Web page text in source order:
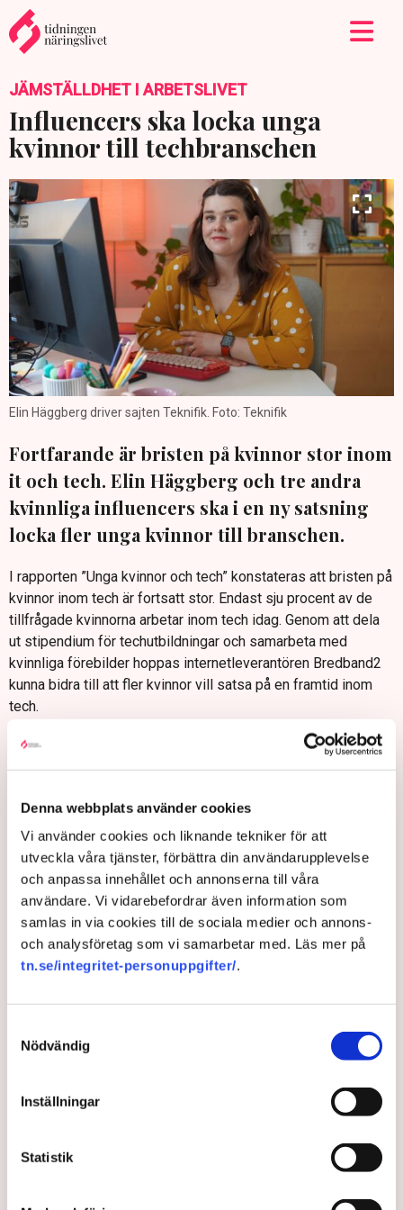
Denna webbplats använder cookies
Vi använder cookies och liknande tekniker för att
utveckla våra tjänster, förbättra din användarupplevelse
och anpassa innehållet och annonserna till våra
användare. Vi vidarebefordrar även information som
samlas in via cookies till de sociala medier och annons-
och analysföretag som vi samarbetar med. Läs mer på
tn.se/integritet-personuppgifter/.
Nödvändig
Inställningar
Statistik
JÄMSTÄLLDHET I ARBETSLIVET
Influencers ska locka unga
kvinnor till techbranschen
Elin Häggberg driver sajten Teknifik. Foto: Teknifik
Fortfarande är bristen på kvinnor stor inom
it och tech. Elin Häggberg och tre andra
kvinnliga influencers ska i en ny satsning
locka fler unga kvinnor till branschen.
I rapporten ”Unga kvinnor och tech” konstateras att bristen på
kvinnor inom tech är fortsatt stor. Endast sju procent av de
tillfrågade kvinnorna arbetar inom tech idag. Genom att dela
ut stipendium för techutbildningar och samarbeta med
kvinnliga förebilder hoppas internetleverantören Bredband2
kunna bidra till att fler kvinnor vill satsa på en framtid inom
tech.
Profilerna som engageras är Sofia Dalén, Eleonora Svanberg,
Elin Häggberg (känd under namnet Teknifik) och Zorba
”Många kvinnor har fortfarande svårt att se hur deras
intressen och personligheter skulle passa med tech- och it-
branschen...Teknikyrken är inte svårare än andra yrken”,
skriver Elin Häggberg i ett inlägg på Teknifik.se.
Pressmeddelande: Influencers ska locka unga kvinnor till
techbranschen
Teknifik: Det behövs fler kvinnliga förebilder inom tech – nu
kan du bli en!
Jämställdhet IT-branschen
zoran.cale@tn.se